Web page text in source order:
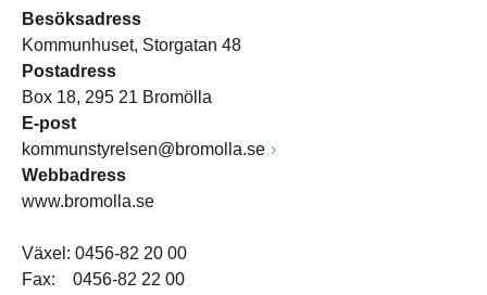
Besöksadress
Kommunhuset, Storgatan 48
Postadress
Box 18, 295 21 Bromölla
E-post
kommunstyrelsen@bromolla.se
Webbadress
www.bromolla.se
Växel: 0456-82 20 00
Fax: 0456-82 22 00